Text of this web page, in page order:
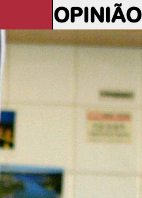
OPINIÃO